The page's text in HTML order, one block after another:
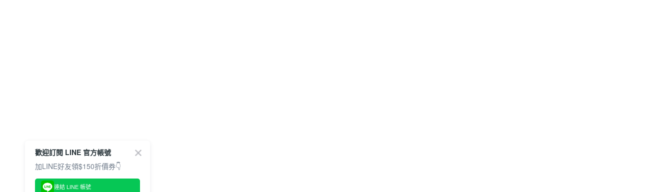
歡迎訂閱 LINE 官方帳號
加LINE好友領$150折價券👇
連結 LINE 帳號